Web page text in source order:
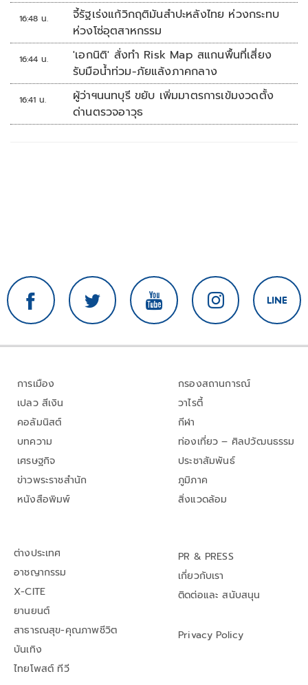
16:48 น.
จี้รัฐเร่งแก้วิกฤติมันสำปะหลังไทย ห่วงกระทบ
ห่วงโซ่อุตสาหกรรม
16:44 น.
'เอกนิติ' สั่งทำ Risk Map สแกนพื้นที่เสี่ยง
รับมือน้ำท่วม-ภัยแล้งภาคกลาง
16:41 น.
ผู้ว่าฯนนทบุรี ขยับ เพิ่มมาตรการเข้มงวดตั้ง
ด่านตรวจอาวุธ
การเมือง
เปลว สีเงิน
คอลัมนิสต์
บทความ
เศรษฐกิจ
ข่าวพระราชสำนัก
หนังสือพิมพ์
กรองสถานการณ์
วาไรตี้
กีฬา
ท่องเที่ยว – ศิลปวัฒนธรรม
ประชาสัมพันธ์
ภูมิภาค
สิ่งแวดล้อม
ต่างประเทศ
อาชญากรรม
X-CITE
ยานยนต์
สาธารณสุข-คุณภาพชีวิต
บันเทิง
ไทยโพสต์ ทีวี
PR & PRESS
เกี่ยวกับเรา
ติดต่อและ สนับสนุน
Privacy Policy